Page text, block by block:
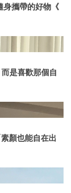
身攜帶的好物《
是喜歡那個自
顏也能自在出